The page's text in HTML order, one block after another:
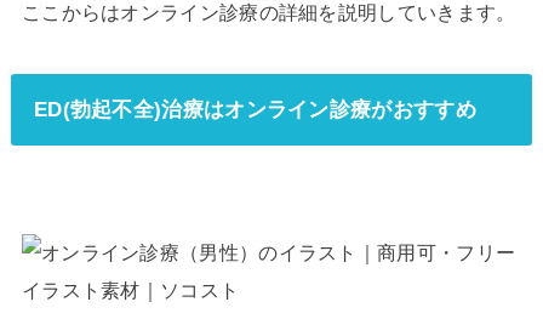
ここからはオンライン診療の詳細を説明していきます。
ED(勃起不全)治療はオンライン診療がおすすめ